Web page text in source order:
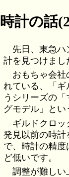
時計の話
先日、東急
計を見つけまし
おもちゃ会社
れている、「ギ
うシリーズの
グモデル」とい
ギルドクロッ
発見以前の時計
で、時計の精度
ど低いです。
調整が難しい